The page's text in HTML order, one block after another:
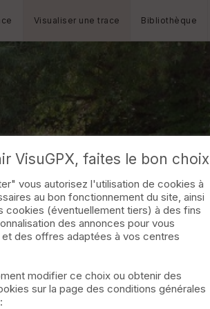
Visualiser une trace Bibliothèque
VisuGPX, faites le bon choix
vous autorisez l'utilisation de cookies à
au bon fonctionnement du site, ainsi
cookies (éventuellement tiers) à des fins
des annonces pour vous
des offres adaptées à vos centres
modifier ce choix ou obtenir des
sur la page des conditions générales